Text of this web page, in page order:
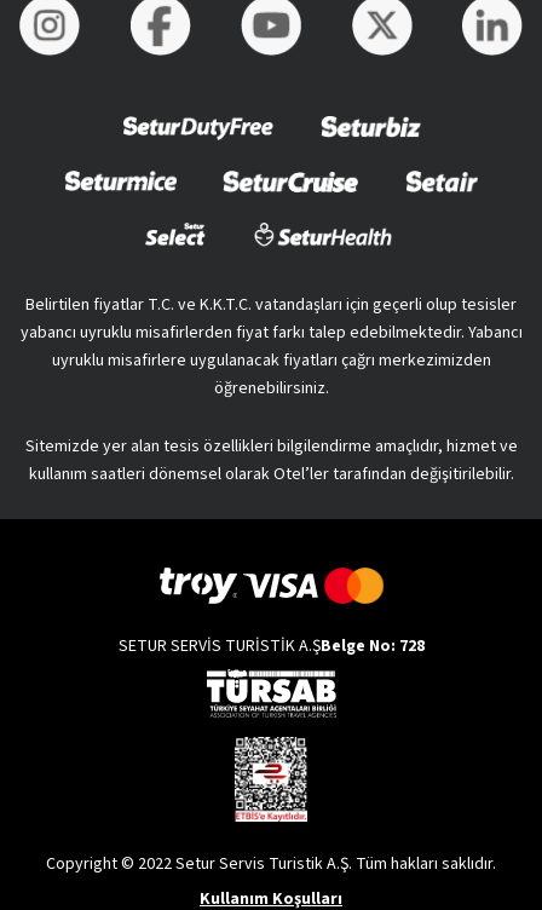
Belirtilen fiyatlar T.C. ve K.K.T.C. vatandaşları için geçerli olup tesisler
yabancı uyruklu misafirlerden fiyat farkı talep edebilmektedir. Yabancı
uyruklu misafirlere uygulanacak fiyatları çağrı merkezimizden
öğrenebilirsiniz.
Sitemizde yer alan tesis özellikleri bilgilendirme amaçlıdır, hizmet ve
kullanım saatleri dönemsel olarak Otel’ler tarafından değişitirilebilir.
SETUR SERVİS TURİSTİK A.ŞBelge No: 728
Copyright © 2022 Setur Servis Turistik A.Ş. Tüm hakları saklıdır.
Kullanım Koşulları